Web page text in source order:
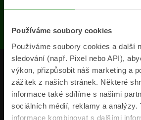
Používáme soubory cookies
Používáme soubory cookies a další
sledování (např. Pixel nebo API),
výkon, přizpůsobit náš marketing a
zážitek z našich stránek. Některé
informace také sdílíme s našimi
sociálních médií, reklamy a analýzy.
informace kombinovat s dalšími
Produkty
Pojišťovny
Informace